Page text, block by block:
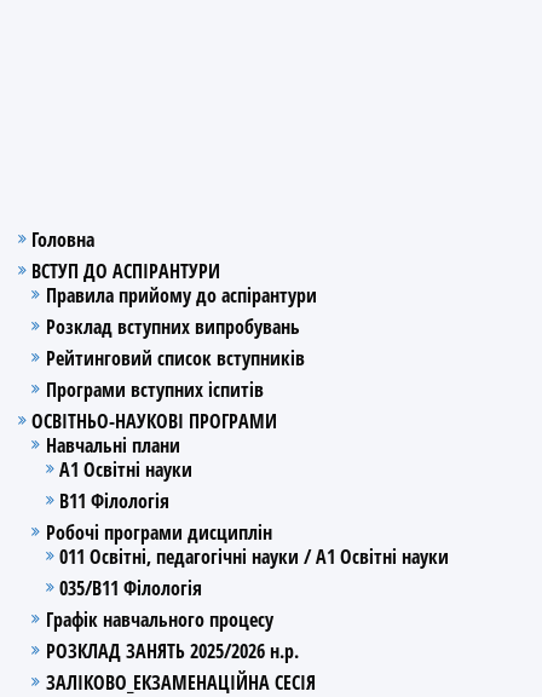
Головна
ВСТУП ДО АСПІРАНТУРИ
Правила прийому до аспірантури
Розклад вступних випробувань
Рейтинговий список вступників
Програми вступних іспитів
ОСВІТНЬО-НАУКОВІ ПРОГРАМИ
Навчальні плани
А1 Освітні науки
В11 Філологія
Робочі програми дисциплін
011 Освітні, педагогічні науки / А1 Освітні науки
035/В11 Філологія
Графік навчального процесу
РОЗКЛАД ЗАНЯТЬ 2025/2026 н.р.
ЗАЛІКОВО_ЕКЗАМЕНАЦІЙНА СЕСІЯ